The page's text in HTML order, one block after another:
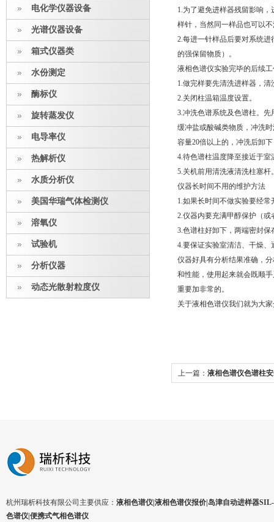
电化学仪器设备
光谱仪器设备
箱式仪器类
水份测定
酶标仪
旋转蒸发仪
电导率仪
热解析仪
水质分析仪
美国华瑞气体检测仪
溶氧仪
试验机
分析仪器
动态光散射粒度仪
1.为了避免进样器残留影响
样针，当然同一样品也可以
2.每进一针样品后要对系统
的强保留物质）。
液相色谱仪实验完毕的后续
1.做完样要先清洗进样器，
2.关闭柱温箱温度设置。
3.冲洗色谱系统及色谱柱。
缓冲盐或酸碱类物质，冲洗
容量20倍以上的，冲洗后卸
4.待色谱柱温度降至接近于
5.关机前用清洗液清洗柱塞杆
仪器长时间不用的维护方法
1.如果长时间不做实验要经
2.仪器内要充满甲醇保护（
3.色谱柱好卸下，两端密封
4.要保证实验室清洁、干燥
仪器好具有分析结果准确，
和性能，使用起来就会既顺
重要加非常的。
关于液相色谱仪我们就为大
上一篇： 液相色谱仪色谱柱
杭州瑞析科技有限公司主要供应： 液相色谱仪|液相色谱仪报价|岛津自动进样器
色谱仪|便携式气相色谱仪